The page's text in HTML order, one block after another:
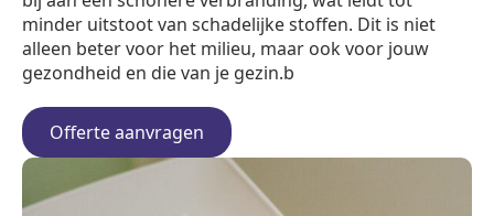
minder uitstoot van schadelijke stoffen. Dit is niet
alleen beter voor het milieu, maar ook voor jouw
gezondheid en die van je gezin.b
Offerte aanvragen